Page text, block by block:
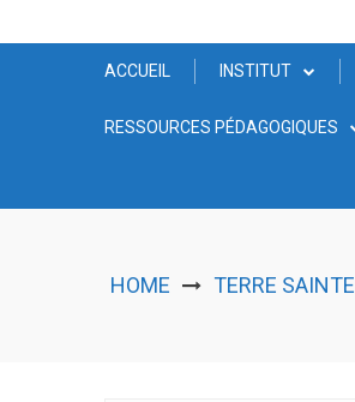
ACCUEIL INSTITUT
RESSOURCES PÉDAGOGIQUES
HOME TERRE SAINTE